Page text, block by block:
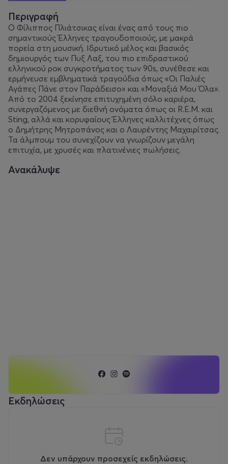
Περιγραφή
Ο Φίλιππος Πλιάτσικας είναι ένας από τους πιο
σημαντικούς Έλληνες τραγουδοποιούς, με μακρά
πορεία στη μουσική. Ιδρυτικό μέλος και βασικός
δημιουργός των Πυξ Λαξ, του πιο επιδραστικού
ελληνικού ροκ συγκροτήματος των 90s, συνέθεσε και
ερμήνευσε εμβληματικά τραγούδια όπως «Οι Παλιές
Αγάπες Πάνε στον Παράδεισο» και «Μοναξιά Μου Όλα».
Από το 2004 ξεκίνησε επιτυχημένη σόλο καριέρα,
συνεργαζόμενος με διεθνή ονόματα όπως οι R.E.M. και
Sting, αλλά και κορυφαίους Έλληνες καλλιτέχνες όπως
ο Δημήτρης Μητροπάνος και ο Λαυρέντης Μαχαιρίτσας.
Τα άλμπουμ του συνεχίζουν να γνωρίζουν μεγάλη
επιτυχία, με χρυσές και πλατινένιες πωλήσεις.
Ανακάλυψε
Εκδηλώσεις
Δεν υπάρχουν προσεχείς εκδηλώσεις.